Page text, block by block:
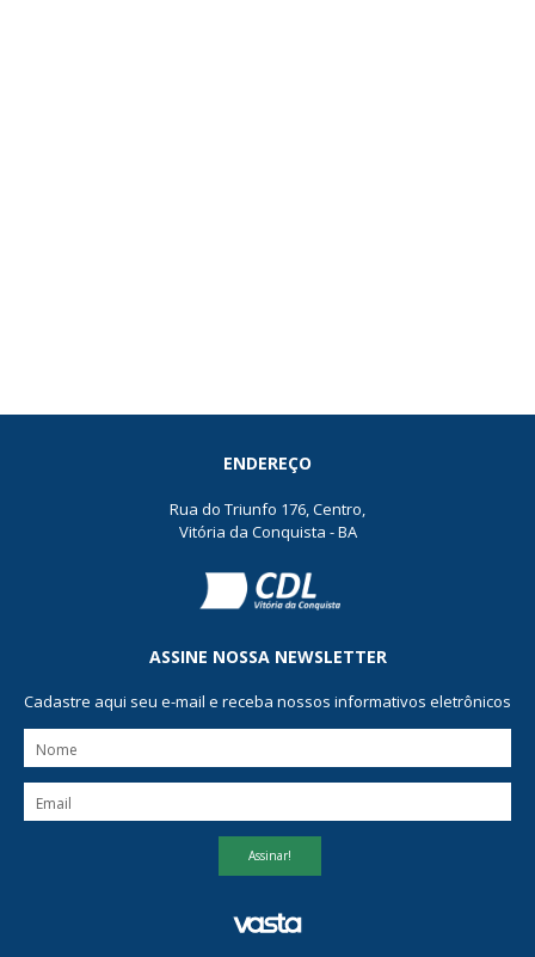
ENDEREÇO
Rua do Triunfo 176, Centro,
Vitória da Conquista - BA
ASSINE NOSSA NEWSLETTER
Cadastre aqui seu e-mail e receba nossos informativos eletrônicos